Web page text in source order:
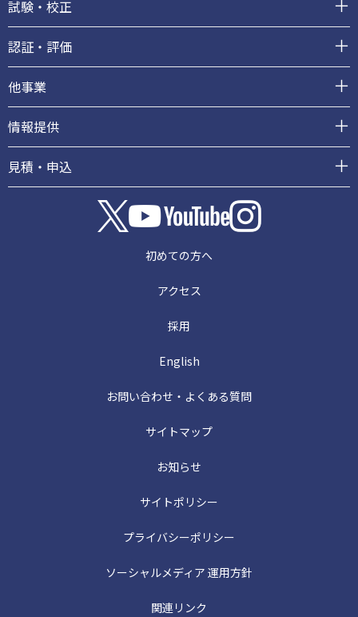
試験・校正
認証・評価
他事業
情報提供
見積・申込
初めての方へ
アクセス
採用
English
お問い合わせ・よくある質問
サイトマップ
お知らせ
サイトポリシー
プライバシーポリシー
ソーシャルメディア 運用方針
関連リンク